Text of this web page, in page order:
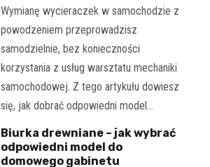
Wymianę wycieraczek w samochodzie z
powodzeniem przeprowadzisz
samodzielnie, bez konieczności
korzystania z usług warsztatu mechaniki
samochodowej. Z tego artykułu dowiesz
się, jak dobrać odpowiedni model…
Biurka drewniane – jak wybrać
odpowiedni model do
domowego gabinetu